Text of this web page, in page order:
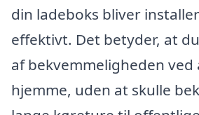
din ladeboks bliver
effektivt. Det betyder, at
af bekvemmeligheden ved
hjemme, uden at skulle